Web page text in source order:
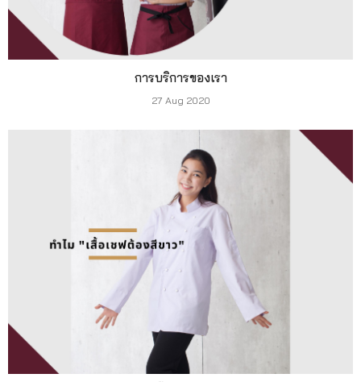
การบริการของเรา
27 Aug 2020